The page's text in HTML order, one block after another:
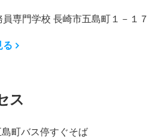
員専門学校 長崎市五島町１－１７
る
ス
町バス停すぐそば